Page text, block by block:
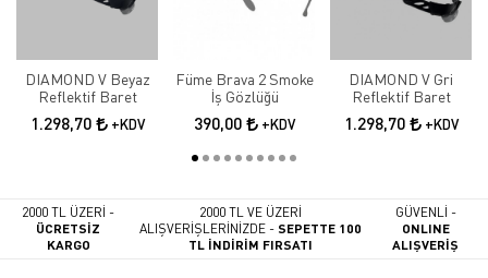
DIAMOND V Beyaz
Reflektif Baret
1.298,70 +KDV
Füme Brava 2 Smoke
İş Gözlüğü
390,00 +KDV
DIAMOND V Gri
Reflektif Baret
1.298,70 +KDV
2000 TL ÜZERİ -
ÜCRETSİZ
KARGO
2000 TL VE ÜZERİ
ALIŞVERİŞLERİNİZDE -SEPETTE 100
TL İNDİRİM FIRSATI
GÜVENLİ -
ONLINE
ALIŞVERİŞ